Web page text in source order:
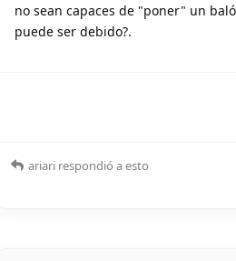
no sean capaces de "poner" un
puede ser debido?.
ariari respondió a esto